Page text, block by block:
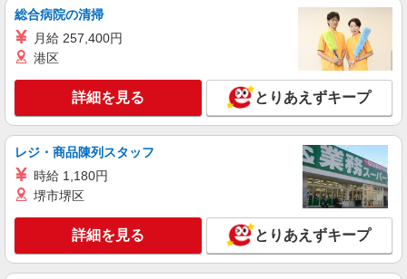
ライフ東中野店 東京都中野区東中野3-9-7
キープ 詳細を見る
パート
ライフ東中野店（店舗コード842）
ライフ東中野店 東京都中野区東中野3-9-7
キープ 詳細を見る
総合病院の清掃
月給 257,400円
港区
詳細を見る とりあえずキープ
レジ・商品陳列スタッフ
時給 1,180円
堺市堺区
詳細を見る とりあえずキープ